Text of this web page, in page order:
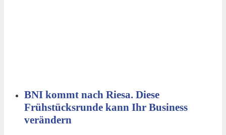
BNI kommt nach Riesa. Diese
Frühstücksrunde kann Ihr Business
verändern